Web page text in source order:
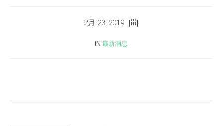
2月 23, 2019
IN 最新消息